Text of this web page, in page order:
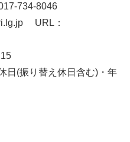
734-8046
URL：
日(振り替え休日含む)・年